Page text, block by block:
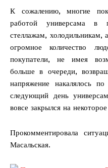
К сожалению, многие
работой универсама в
стеллажам, холодильникам,
огромное количество
покупатели, не имея
больше в очереди,
напряжение накалялось
следующий день
вовсе закрылся на
Прокомментировала
Масальская.